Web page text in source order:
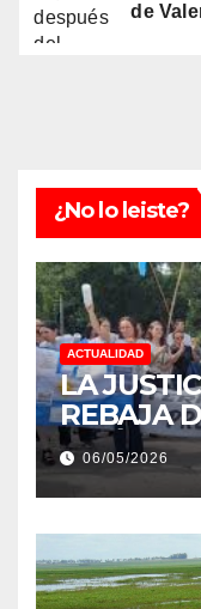
de
¿No lo leiste?
ACTUALIDAD
LA
REBAJA
06/05/2026